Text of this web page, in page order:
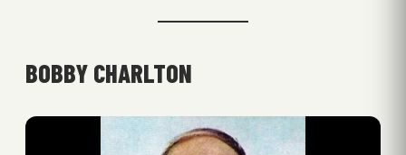
BOBBY CHARLTON